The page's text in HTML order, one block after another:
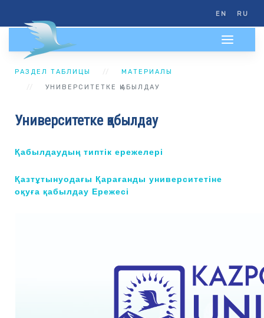
EN RU
РАЗДЕЛ ТАБЛИЦЫ
МАТЕРИАЛЫ
УНИВЕРСИТЕТКЕ ҚАБЫЛДАУ
Университетке қабылдау
Қабылдаудың типтік ережелері
Қазтұтынуодағы Қарағанды университетіне
оқуға қабылдау Ережесі